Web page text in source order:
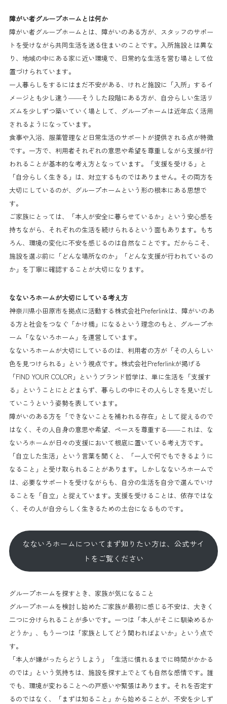
障がい者グループホームとは何か
障がい者グループホームとは、障がいのある方が、スタッフのサポー
トを受けながら共同生活を送る住まいのことです。入所施設とは異な
り、地域の中にある家に近い環境で、日常的な生活を営む場として位
置づけられています。
一人暮らしをするにはまだ不安がある、けれど施設に「入所」するイ
メージとも少し違う——そうした段階にある方が、自分らしい生活リ
ズムを少しずつ築いていく場として、グループホームは近年広く活用
されるようになっています。
食事や入浴、服薬管理など日常生活のサポートが提供される点が特徴
です。一方で、利用者それぞれの意思や希望を尊重しながら支援が行
われることが基本的な考え方となっています。「支援を受ける」と
「自分らしく生きる」は、対立するものではありません。その両方を
大切にしているのが、グループホームという形の根本にある思想で
す。
ご家族にとっては、「本人が安全に暮らせているか」という安心感を
持ちながら、それぞれの生活を続けられるという面もあります。もち
ろん、環境の変化に不安を感じるのは自然なことです。だからこそ、
施設を選ぶ前に「どんな場所なのか」「どんな支援が行われているの
か」を丁寧に確認することが大切になります。
なないろホームが大切にしている考え方
神奈川県小田原市を拠点に活動する株式会社Preferlinkは、障がいのあ
る方と社会をつなぐ「かけ橋」になるという理念のもと、グループホ
ーム「なないろホーム」を運営しています。
なないろホームが大切にしているのは、利用者の方が「その人らしい
色を見つけられる」という視点です。株式会社Preferlinkが掲げる
「FIND YOUR COLOR」というブランド哲学は、単に生活を「支援す
る」ということにとどまらず、暮らしの中にその人らしさを見いだし
ていこうという姿勢を表しています。
障がいのある方を「できないことを補われる存在」として捉えるので
はなく、その人自身の意思や希望、ペースを尊重する——これは、な
ないろホームが日々の支援において根底に置いている考え方です。
「自立した生活」という言葉を聞くと、「一人で何でもできるように
なること」と受け取られることがあります。しかしなないろホームで
は、必要なサポートを受けながらも、自分の生活を自分で選んでいけ
ることを「自立」と捉えています。支援を受けることは、依存ではな
く、その人が自分らしく生きるための土台になるものです。
なないろホームについてまず知りたい方は、公式サイ
トをご覧ください
グループホームを探すとき、家族が気になること
グループホームを検討し始めたご家族が最初に感じる不安は、大きく
二つに分けられることが多いです。一つは「本人がそこに馴染めるか
どうか」、もう一つは「家族としてどう関わればよいか」という点で
す。
「本人が嫌がったらどうしよう」「生活に慣れるまでに時間がかかる
のでは」という気持ちは、施設を探す上でとても自然な感情です。誰
でも、環境が変わることへの戸惑いや緊張はあります。それを否定す
るのではなく、「まずは知ること」から始めることが、不安を少しず